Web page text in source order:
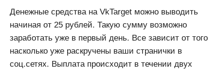
Денежные средства на VkTarget можно выводить
начиная от 25 рублей. Такую сумму возможно
заработать уже в первый день. Все зависит от того
насколько уже раскручены ваши странички в
соц.сетях. Выплата происходит в течении двух